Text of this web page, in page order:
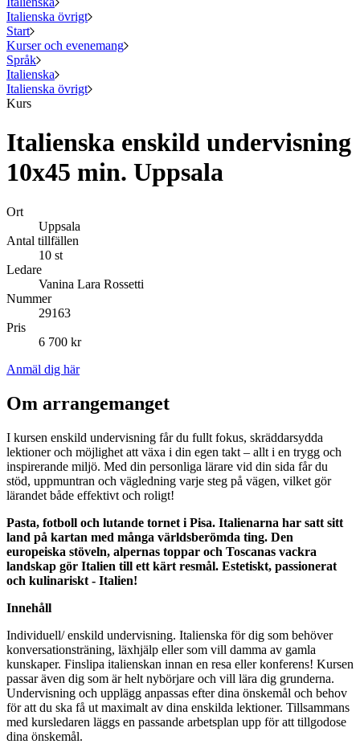
Italienska övrigt
Start
Kurser och evenemang
Språk
Italienska
Italienska övrigt
Kurs
Italienska enskild undervisning
10x45 min. Uppsala
Ort
Uppsala
Antal tillfällen
10 st
Ledare
Vanina Lara Rossetti
Nummer
29163
Pris
6 700 kr
Anmäl dig här
Om arrangemanget
I kursen enskild undervisning får du fullt fokus, skräddarsydda
lektioner och möjlighet att växa i din egen takt – allt i en trygg och
inspirerande miljö. Med din personliga lärare vid din sida får du
stöd, uppmuntran och vägledning varje steg på vägen, vilket gör
lärandet både effektivt och roligt!
Pasta, fotboll och lutande tornet i Pisa. Italienarna har satt sitt
land på kartan med många världsberömda ting. Den
europeiska stöveln, alpernas toppar och Toscanas vackra
landskap gör Italien till ett kärt resmål. Estetiskt, passionerat
och kulinariskt - Italien!
Innehåll
Individuell/ enskild undervisning. Italienska för dig som behöver
konversationsträning, läxhjälp eller som vill damma av gamla
kunskaper. Finslipa italienskan innan en resa eller konferens! Kursen
passar även dig som är helt nybörjare och vill lära dig grunderna.
Undervisning och upplägg anpassas efter dina önskemål och behov
för att du ska få ut maximalt av dina enskilda lektioner. Tillsammans
med kursledaren läggs en passande arbetsplan upp för att tillgodose
dina önskemål.